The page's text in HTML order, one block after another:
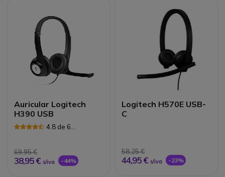
Auricular Logitech
H390 USB
4.8 de 6
69,95 €
38,95 € s/iva -44%
Logitech H570E USB-
C
58,25 €
44,95 € s/iva -23%